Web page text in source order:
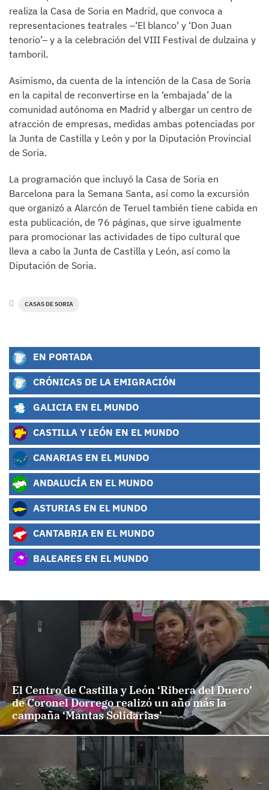
realiza la Casa de Soria en Madrid, que convoca a
representaciones teatrales –‘El blanco’ y ‘Don Juan
tenorio’– y a la celebración del VIII Festival de dulzaina y
tamboril.
Asimismo, da cuenta de la intención de la Casa de Soria
en la capital de reconvertirse en la ‘embajada’ de la
comunidad autónoma en Madrid y albergar un centro de
atracción de empresas, medidas ambas potenciadas por
la Junta de Castilla y León y por la Diputación Provincial
de Soria.
La programación que incluyó la Casa de Soria en
Barcelona para la Semana Santa, así como la excursión
que organizó a Alarcón de Teruel también tiene cabida en
esta publicación, de 76 páginas, que sirve igualmente
para promocionar las actividades de tipo cultural que
lleva a cabo la Junta de Castilla y León, así como la
Diputación de Soria.
CASAS DE SORIA
EN PORTADA
CRÓNICAS DE LA EMIGRACIÓN
GALICIA EN EL MUNDO
CASTILLA Y LEÓN EN EL MUNDO
CANARIAS EN EL MUNDO
ANDALUCÍA EN EL MUNDO
ASTURIAS EN EL MUNDO
CANTABRIA EN EL MUNDO
BALEARES EN EL MUNDO
El Centro de Castilla y León ‘Ribera del Duero’
de Coronel Dorrego realizó un año más la
campaña ‘Mantas Solidarias’